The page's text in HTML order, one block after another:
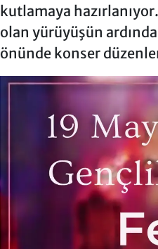
kutlamaya
olan yürüyüşün
önünde konser